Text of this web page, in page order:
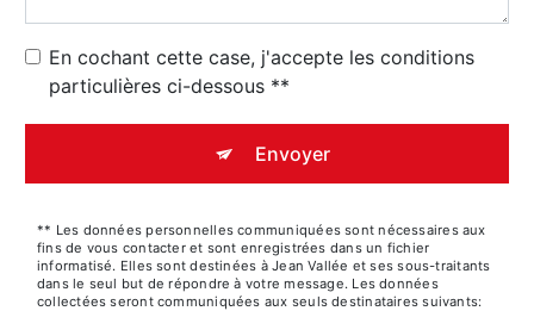
En cochant cette case, j'accepte les conditions
particulières ci-dessous **
Envoyer
** Les données personnelles communiquées sont nécessaires aux
fins de vous contacter et sont enregistrées dans un fichier
informatisé. Elles sont destinées à Jean Vallée et ses sous-traitants
dans le seul but de répondre à votre message. Les données
collectées seront communiquées aux seuls destinataires suivants: